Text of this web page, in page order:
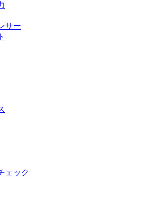
サー
ェック